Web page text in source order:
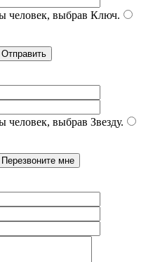
человек, выбрав Ключ.
человек, выбрав Звезду.